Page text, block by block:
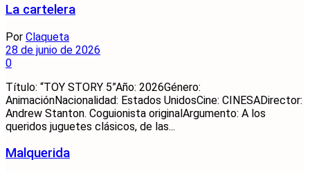
La cartelera
Por Claqueta
28 de junio de 2026
0
Título: “TOY STORY 5”Año: 2026Género:
AnimaciónNacionalidad: Estados UnidosCine: CINESADirector:
Andrew Stanton. Coguionista originalArgumento: A los
queridos juguetes clásicos, de las...
Malquerida